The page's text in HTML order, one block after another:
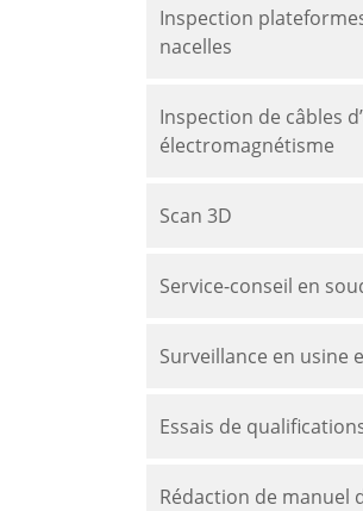
Inspection
nacelles
Inspection de câbles
électromagnétisme
Scan 3D
Service-conseil en
Surveillance en usine
Essais de
Rédaction de manuel